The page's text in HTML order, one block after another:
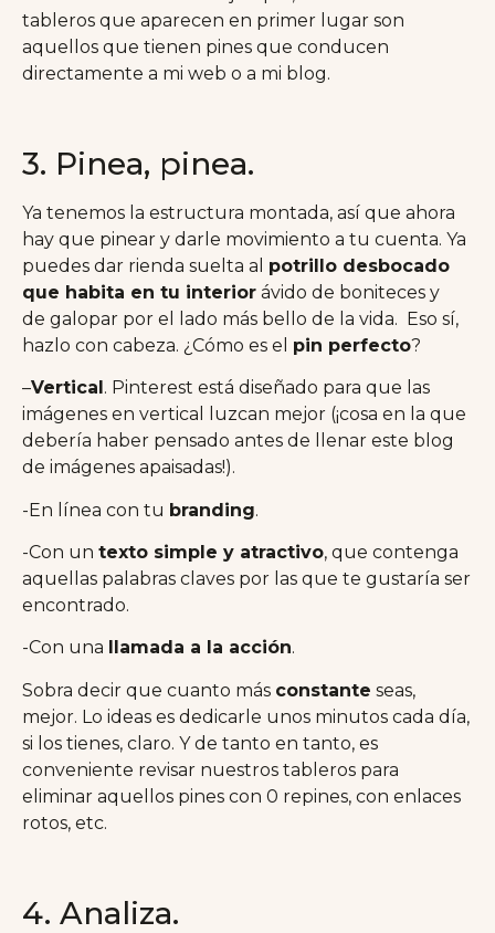
tableros que aparecen en primer lugar son
aquellos que tienen pines que conducen
directamente a mi web o a mi blog.
3. Pinea, pinea.
Ya tenemos la estructura montada, así que ahora
hay que pinear y darle movimiento a tu cuenta. Ya
puedes dar rienda suelta al potrillo desbocado
que habita en tu interior ávido de boniteces y
de galopar por el lado más bello de la vida. Eso sí,
hazlo con cabeza. ¿Cómo es el pin perfecto?
–Vertical . Pinterest está diseñado para que las
imágenes en vertical luzcan mejor (¡cosa en la que
debería haber pensado antes de llenar este blog
de imágenes apaisadas!).
-En línea con tu branding.
-Con un texto simple y atractivo, que contenga
aquellas palabras claves por las que te gustaría ser
encontrado.
-Con una llamada a la acción.
Sobra decir que cuanto más constante seas,
mejor. Lo ideas es dedicarle unos minutos cada día,
si los tienes, claro. Y de tanto en tanto, es
conveniente revisar nuestros tableros para
eliminar aquellos pines con 0 repines, con enlaces
rotos, etc.
4. Analiza.